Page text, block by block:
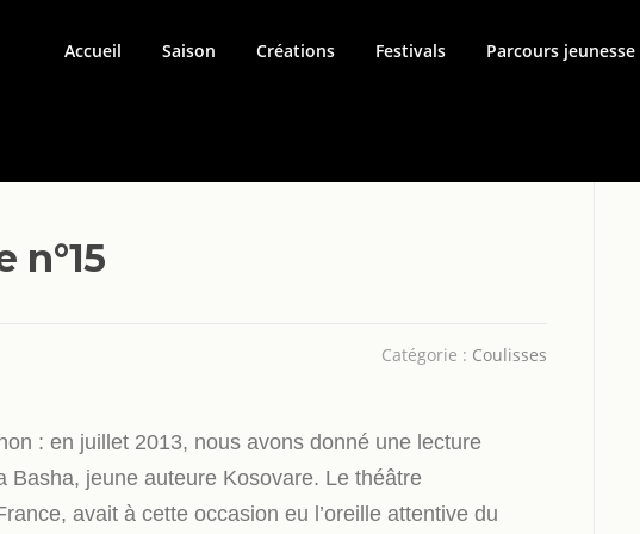
Accueil Saison Créations Festivals Parcours jeunesse
n°15
Catégorie : Coulisses
: en juillet 2013, nous avons donné une lecture
Basha, jeune auteure Kosovare. Le théâtre
avait à cette occasion eu l’oreille attentive du